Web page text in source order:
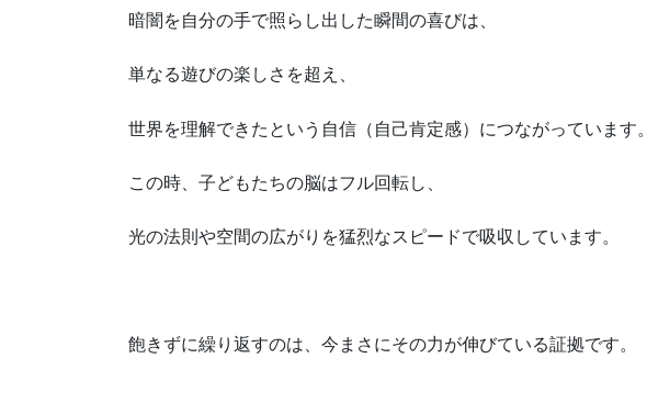
暗闇を自分の手で照らし出した瞬間の喜びは、
単なる遊びの楽しさを超え、
世界を理解できたという自信（自己肯定感）につながっています。
この時、子どもたちの脳はフル回転し、
光の法則や空間の広がりを猛烈なスピードで吸収しています。
飽きずに繰り返すのは、今まさにその力が伸びている証拠です。